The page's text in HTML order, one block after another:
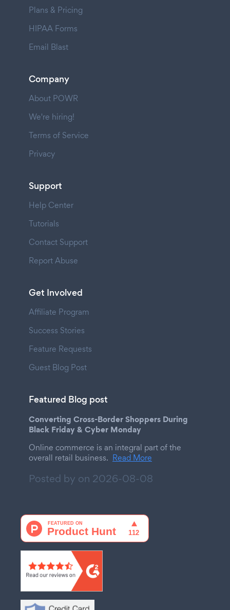
Plans & Pricing
HIPAA Forms
Email Blast
Company
About POWR
We're hiring!
Terms of Service
Privacy
Support
Help Center
Tutorials
Contact Support
Report Abuse
Get Involved
Affiliate Program
Success Stories
Feature Requests
Guest Blog Post
Featured Blog post
Converting Cross-Border Shoppers During
Black Friday & Cyber Monday
Online commerce is an integral part of the
overall retail business. Read More
Posted by on 2026-08-08